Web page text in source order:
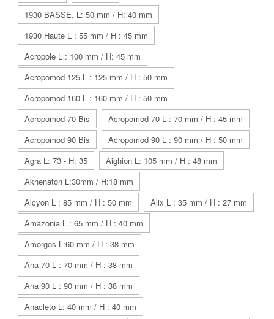
1930 BASSE. L: 50 mm / H: 40 mm
1930 Haute L : 55 mm / H : 45 mm
Acropole L : 100 mm / H: 45 mm
Acropomod 125 L : 125 mm / H : 50 mm
Acropomod 160 L : 160 mm / H : 50 mm
Acropomod 70 Bis
Acropomod 70 L : 70 mm / H : 45 mm
Acropomod 90 Bis
Acropomod 90 L : 90 mm / H : 50 mm
Agra L: 73 - H: 35
Aighion L: 105 mm / H : 48 mm
Akhenaton L:30mm / H:18 mm
Alcyon L : 85 mm / H : 50 mm
Alix L : 35 mm / H : 27 mm
Amazonia L : 65 mm / H : 40 mm
Amorgos L:60 mm / H : 38 mm
Ana 70 L : 70 mm / H : 38 mm
Ana 90 L : 90 mm / H : 38 mm
Anacleto L: 40 mm / H : 40 mm